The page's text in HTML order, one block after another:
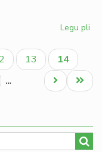
Legu pli
Paĝo
13
Aktuala
paĝo
14
…
Last
page
Next
page